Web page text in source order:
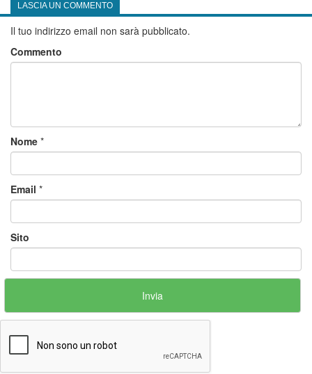
LASCIA UN COMMENTO
Il tuo indirizzo email non sarà pubblicato.
Commento
Nome *
Email *
Sito